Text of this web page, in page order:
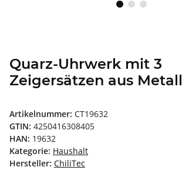
Quarz-Uhrwerk mit 3
Zeigersätzen aus Metall
Artikelnummer: CT19632
GTIN: 4250416308405
HAN: 19632
Kategorie: Haushalt
Hersteller: ChiliTec